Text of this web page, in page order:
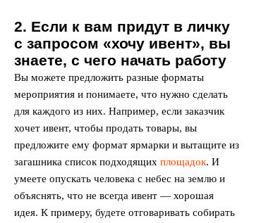
2. Если к вам придут в личку
с запросом «хочу ивент», вы
знаете, с чего начать работу
Вы можете предложить разные форматы
мероприятия и понимаете, что нужно сделать
для каждого из них. Например, если заказчик
хочет ивент, чтобы продать товары, вы
предложите ему формат ярмарки и вытащите из
загашника список подходящих площадок. И
умеете опускать человека с небес на землю и
объяснять, что не всегда ивент — хорошая
идея. К примеру, будете отговаривать собирать